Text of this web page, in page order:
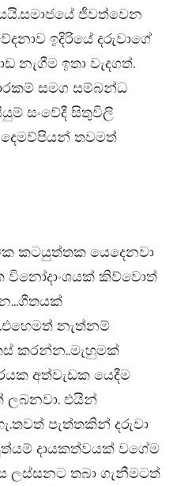
ජීවත්වෙන
ඉදිරියේ දරුවාගේ
නැගීම ඉතා වැදගත්.
සමග සම්බන්ධ
සංවේදී සිතුවිලි
තවමත්
කටයුත්තක යෙදෙනවා
විනෝදාංශයක් කිව්වොත්
නැත්නම්
කරන්න..මැහුමක්
අත්වැඩක යෙදීම
ලබනවා. එයින්
පැත්තකින් දරුවා
දායකත්වයක් වගේම
ලස්සනට තබා ගැනීමටත්